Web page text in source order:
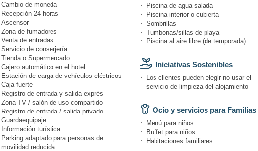
Cambio de moneda
Recepción 24 horas
Ascensor
Zona de fumadores
Venta de entradas
Servicio de conserjería
Tienda o Supermercado
Cajero automático en el hotel
Estación de carga de vehículos eléctricos
Caja fuerte
Registro de entrada y salida exprés
Zona TV / salón de uso compartido
Registro de entrada / salida privado
Guardaequipaje
Información turística
Parking adaptado para personas de
movilidad reducida
Piscina de agua salada
Piscina interior o cubierta
Sombrillas
Tumbonas/sillas de playa
Piscina al aire libre (de temporada)
Iniciativas Sostenibles
Los clientes pueden elegir no usar el
servicio de limpieza del alojamiento
Ocio y servicios para Familias
Menú para niños
Buffet para niños
Habitaciones familiares